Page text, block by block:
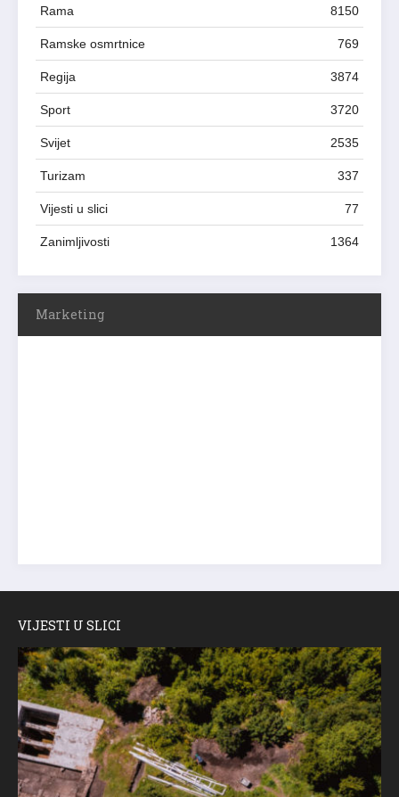
Rama 8150
Ramske osmrtnice 769
Regija 3874
Sport 3720
Svijet 2535
Turizam 337
Vijesti u slici 77
Zanimljivosti 1364
Marketing
VIJESTI U SLICI